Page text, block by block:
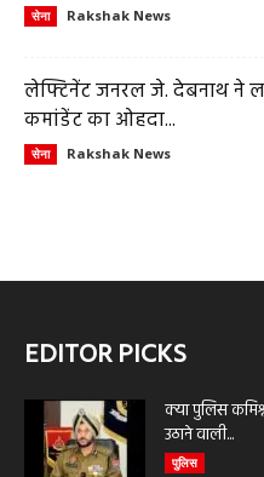
सेना Rakshak News
लेफ्टिनेंट जनरल जे. देबनाथ
कमांडेंट का ओहदा...
सेना Rakshak News
EDITOR PICKS
क्या पुलिस
उठाने वाली...
पुलिस